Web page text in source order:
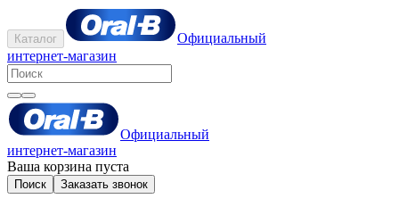
Каталог
Официальный
интернет-магазин
Официальный
интернет-магазин
Ваша корзина пуста
Поиск Заказать звонок